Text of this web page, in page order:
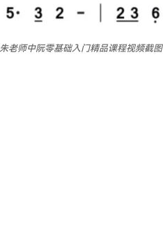
朱老师中阮零基础入门精品课程视频截图